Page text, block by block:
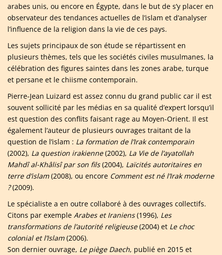
arabes unis, ou encore en Égypte, dans le but de s’y placer en
observateur des tendances actuelles de l’islam et d’analyser
l’influence de la religion dans la vie de ces pays.
Les sujets principaux de son étude se répartissent en
plusieurs thèmes, tels que les sociétés civiles musulmanes, la
célébration des figures saintes dans les zones arabe, turque
et persane et le chiisme contemporain.
Pierre-Jean Luizard est assez connu du grand public car il est
souvent sollicité par les médias en sa qualité d’expert lorsqu’il
est question des conflits faisant rage au Moyen-Orient. Il est
également l’auteur de plusieurs ouvrages traitant de la
question de l’islam : La formation de l’Irak contemporain
(2002), La question irakienne(2002), La Vie de l’ayatollah
Mahdî al-Khâlisî par son fils(2004), Laïcités autoritaires en
terre d’islam(2008), ou encore Comment est né l’Irak moderne
?(2009).
Le spécialiste a en outre collaboré à des ouvrages collectifs.
Citons par exemple Arabes et Iraniens(1996), Les
transformations de l’autorité religieuse(2004) et Le choc
colonial et l’Islam(2006).
Son dernier ouvrage, Le piège Daech, publié en 2015 et